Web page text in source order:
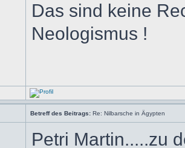
Das sind keine
Neologismus !
Betreff des Beitrags: Re: Nilbarsche in Ägypten
Petri Martin.....zu